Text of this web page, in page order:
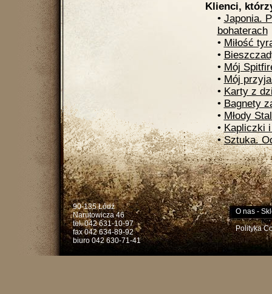
Klienci,
• Japonia.
bohaterach
• Miłość
•
• Mój
• Mój
• Karty z
• Bagnety
• Młody
• Kapliczki
• Sztuka.
90-135 Łódź
Narutowicza 46
tel. 042 631-10-97
fax 042 634-89-92
biuro 042 630-71-41
O nas-
Polityka